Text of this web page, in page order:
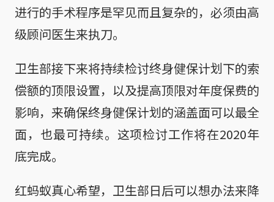
进行的手术程序是罕见而且复杂的，必须由高
级顾问医生来执刀。
卫生部接下来将持续检讨终身健保计划下的索
偿额的顶限设置，以及提高顶限对年度保费的
影响，来确保终身健保计划的涵盖面可以最全
面，也最可持续。这项检讨工作将在2020年
底完成。
红蚂蚁真心希望，卫生部日后可以想办法来降